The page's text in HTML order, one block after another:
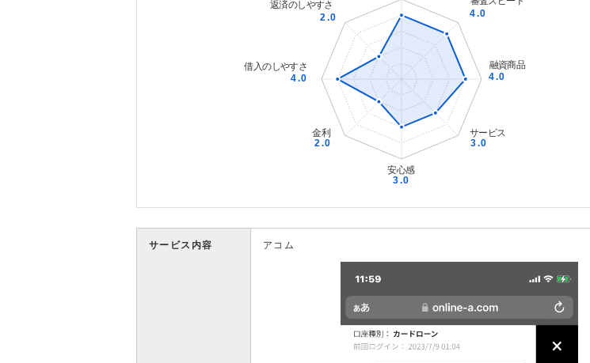
サービス内容 アコム